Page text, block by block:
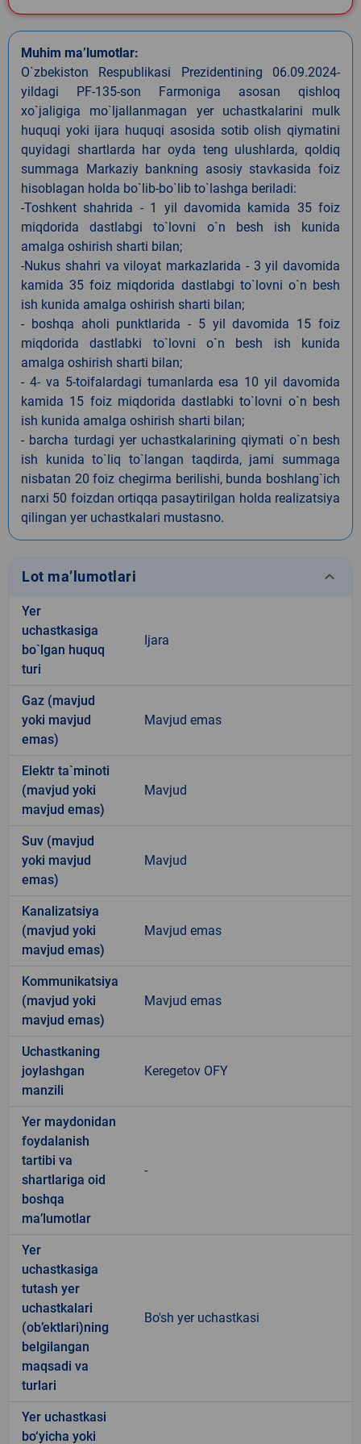
Muhim ma’lumotlar:
O`zbekiston Respublikasi Prezidentining 06.09.2024-
yildagi PF-135-son Farmoniga asosan qishloq
xo`jaligiga mo`ljallanmagan yer uchastkalarini mulk
huquqi yoki ijara huquqi asosida sotib olish qiymatini
quyidagi shartlarda har oyda teng ulushlarda, qoldiq
summaga Markaziy bankning asosiy stavkasida foiz
hisoblagan holda bo`lib-bo`lib to`lashga beriladi:
-Toshkent shahrida - 1 yil davomida kamida 35 foiz
miqdorida dastlabgi to`lovni o`n besh ish kunida
amalga oshirish sharti bilan;
-Nukus shahri va viloyat markazlarida - 3 yil davomida
kamida 35 foiz miqdorida dastlabgi to`lovni o`n besh
ish kunida amalga oshirish sharti bilan;
- boshqa aholi punktlarida - 5 yil davomida 15 foiz
miqdorida dastlabki to`lovni o`n besh ish kunida
amalga oshirish sharti bilan;
- 4- va 5-toifalardagi tumanlarda esa 10 yil davomida
kamida 15 foiz miqdorida dastlabki to`lovni o`n besh
ish kunida amalga oshirish sharti bilan;
- barcha turdagi yer uchastkalarining qiymati o`n besh
ish kunida to`liq to`langan taqdirda, jami summaga
nisbatan 20 foiz chegirma berilishi, bunda boshlang`ich
narxi 50 foizdan ortiqqa pasaytirilgan holda realizatsiya
qilingan yer uchastkalari mustasno.
Lot ma’lumotlari keyboard_arrow_down
Yer
uchastkasiga
bo`lgan huquq
turi
Ijara
Gaz (mavjud
yoki mavjud
emas)
Mavjud emas
Elektr ta`minoti
(mavjud yoki
mavjud emas)
Mavjud
Suv (mavjud
yoki mavjud
emas)
Mavjud
Kanalizatsiya
(mavjud yoki
mavjud emas)
Mavjud emas
Kommunikatsiya
(mavjud yoki
mavjud emas)
Mavjud emas
Uchastkaning
joylashgan
manzili
Keregetov OFY
Yer maydonidan
foydalanish
tartibi va
shartlariga oid
boshqa
ma’lumotlar
-
Yer
uchastkasiga
tutash yer
uchastkalari
(ob’ektlari)ning
belgilangan
maqsadi va
turlari
Bo'sh yer uchastkasi
Yer uchastkasi
bo‘yicha yoki